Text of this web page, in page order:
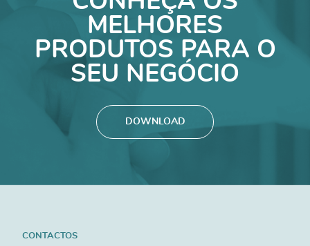
MELHORES
PRODUTOS PARA O
SEU NEGÓCIO
DOWNLOAD
CONTACTOS